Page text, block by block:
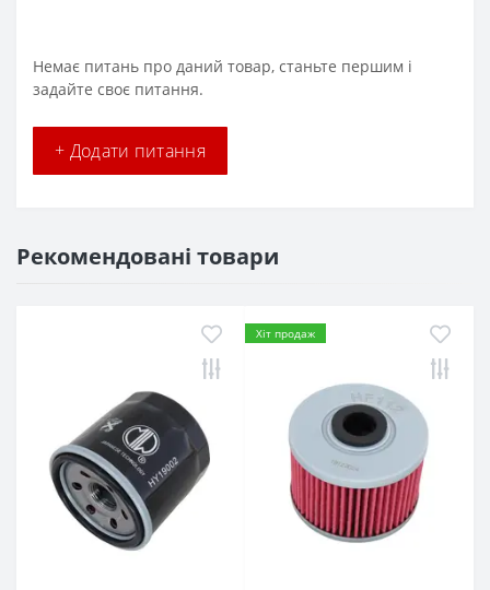
Немає питань про даний товар, станьте першим і
задайте своє питання.
+ Додати питання
Рекомендовані товари
Хіт продаж